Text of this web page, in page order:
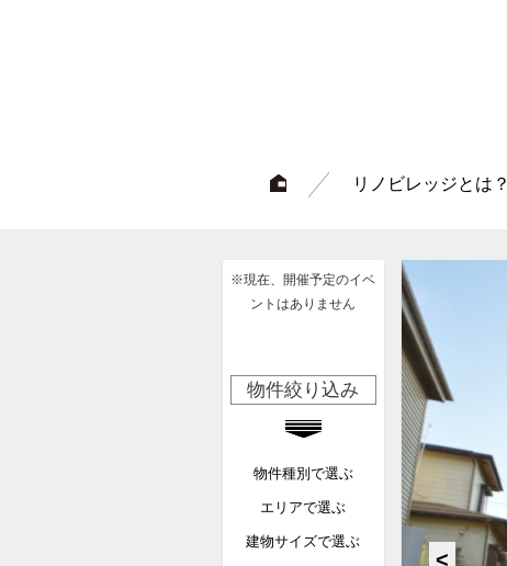
リノビレッジとは？
※現在、開催予定のイベ
ントはありません
物件絞り込み
物件種別で選ぶ
エリアで選ぶ
建物サイズで選ぶ